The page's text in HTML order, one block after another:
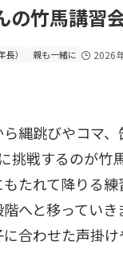
の竹馬講習
長） 親も一緒に 2026
縄跳びやコマ
挑戦するのが竹
たれて降りる
へと移ってい
合わせた声掛け